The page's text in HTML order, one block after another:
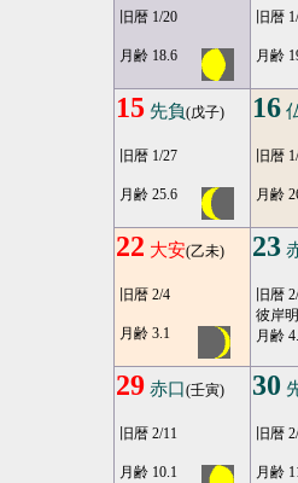
旧暦 1/20
月齢 18.6
旧暦
月齢
15 先負(戊子)
旧暦 1/27
月齢 25.6
16
旧暦
月齢
22 大安(乙未)
旧暦 2/4
月齢 3.1
23
旧暦
彼岸
月齢
29 赤口(壬寅)
旧暦 2/11
月齢 10.1
30
旧暦
月齢